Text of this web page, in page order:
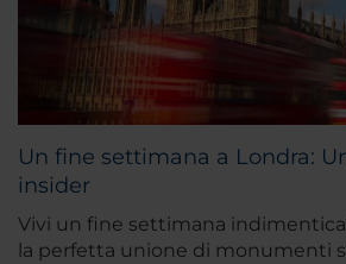
Un fine settimana a Londra:
insider
Vivi un fine settimana
la perfetta unione di monumenti